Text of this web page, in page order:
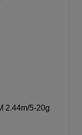
2.44m/5-20g